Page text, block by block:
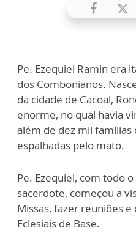
Pe. Ezequiel Ramin era
dos Combonianos.
da cidade de Cacoal,
enorme, no qual havia
além de dez mil famílias
espalhadas pelo mato.
Pe. Ezequiel, com todo
sacerdote, começou a
Missas, fazer reuniões
Eclesiais de Base.